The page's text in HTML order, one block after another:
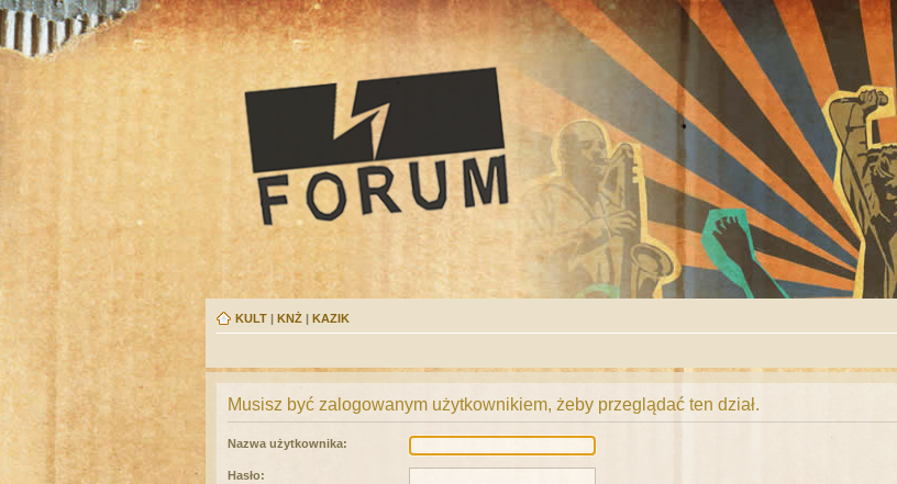
KULT | KNŻ | KAZIK
Musisz być zalogowanym użytkownikiem, żeby przeglądać ten dział.
Nazwa użytkownika:
Hasło: